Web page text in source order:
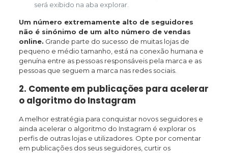
será exibido na aba explorar.
Um número extremamente alto de seguidores
não é sinónimo de um alto número de vendas
online. Grande parte do sucesso de muitas lojas de
pequeno e médio tamanho, está na conexão humana e
genuína entre as pessoas responsáveis pela marca e as
pessoas que seguem a marca nas redes sociais.
2. Comente em publicações para acelerar
o algoritmo do Instagram
A melhor estratégia para conquistar novos seguidores e
ainda acelerar o algoritmo do Instagram é explorar os
perfis de outras lojas e utilizadores. Opte por comentar
em publicações dos seus seguidores, curtir os